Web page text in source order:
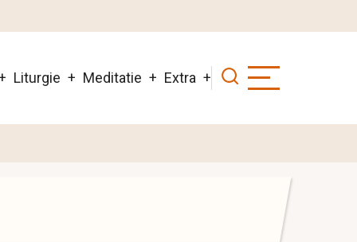
Liturgie Meditatie Extra